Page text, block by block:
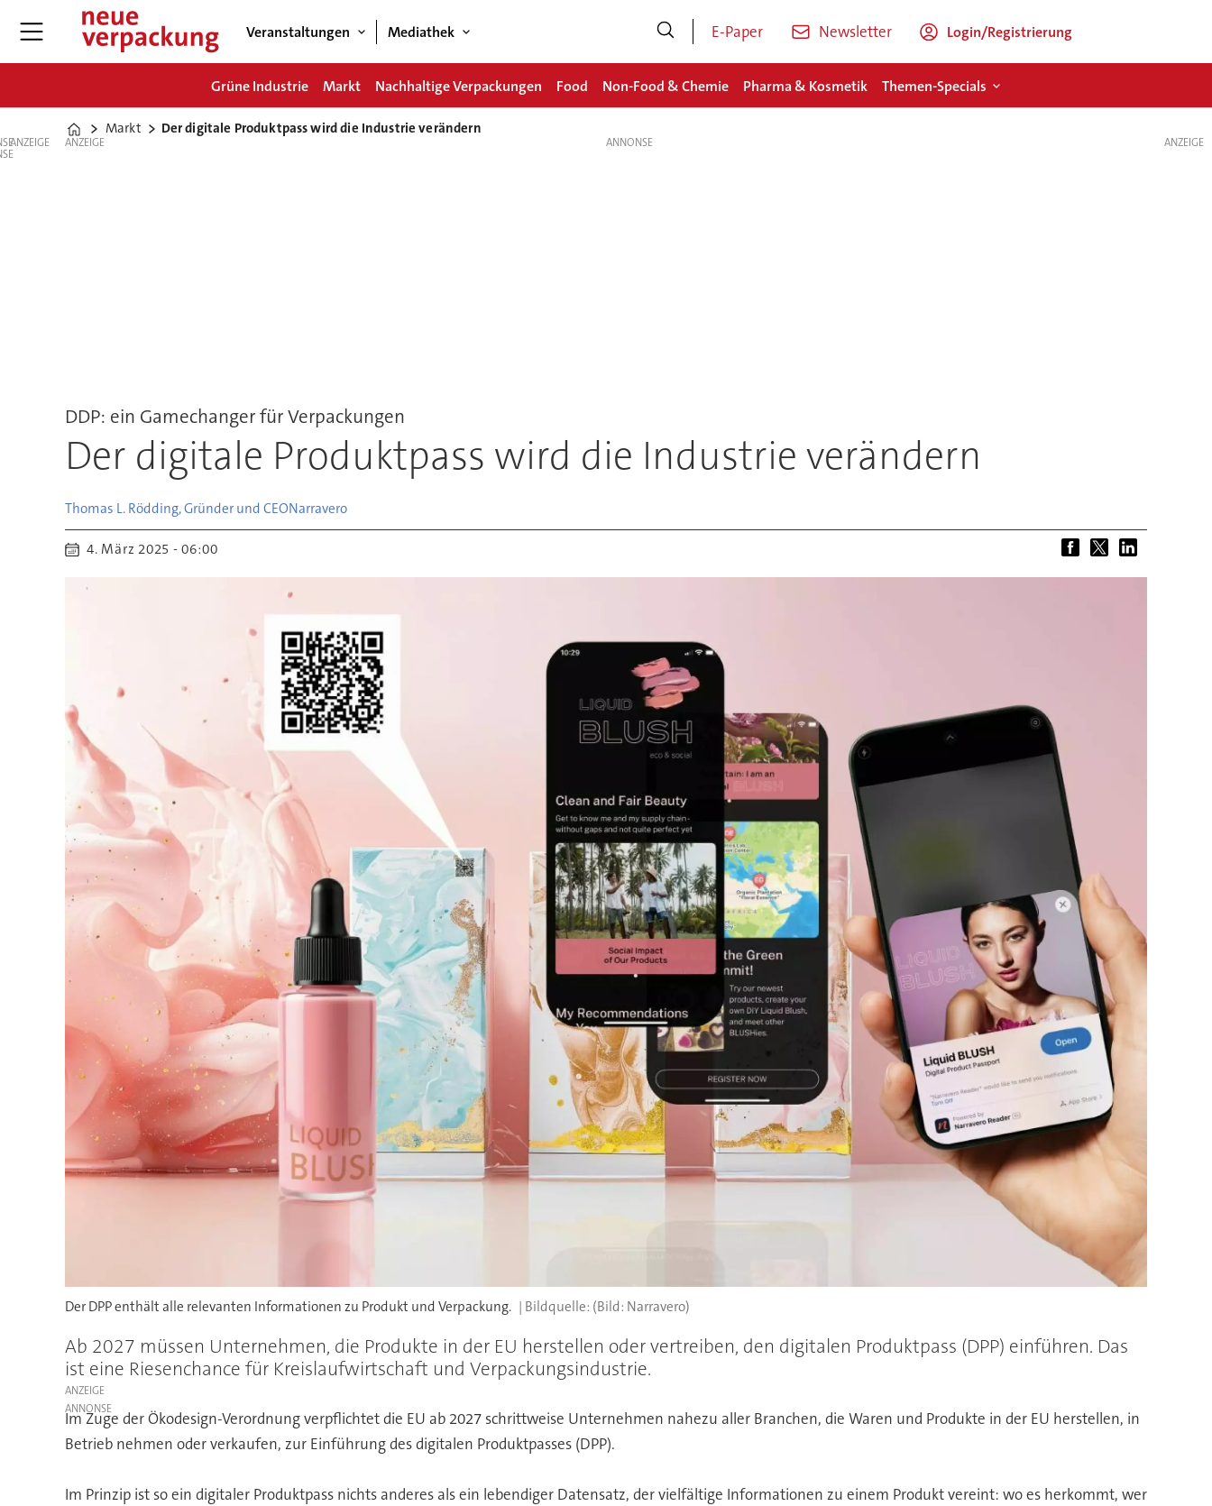
Veranstaltungen Mediathek E-Paper Newsletter Login/Registrierung
Grüne Industrie Markt Nachhaltige Verpackungen Food Non-Food & Chemie Pharma & Kosmetik Themen-Specials
Home
Markt Der digitale Produktpass wird die Industrie verändern
ANZEIGE ANZEIGE
DDP: ein Gamechanger für Verpackungen
Der digitale Produktpass wird die Industrie verändern
Thomas L. Rödding, Gründer und CEONarravero
4. März 2025 - 06:00
Der DPP enthält alle relevanten Informationen zu Produkt und Verpackung. (Bild: Narravero)
Ab 2027 müssen Unternehmen, die Produkte in der EU herstellen oder vertreiben, den digitalen Produktpass (DPP) einführen. Das
ist eine Riesenchance für Kreislaufwirtschaft und Verpackungsindustrie.
ANZEIGE
Im Zuge der Ökodesign-Verordnung verpflichtet die EU ab 2027 schrittweise Unternehmen nahezu aller Branchen, die Waren und Produkte in der EU herstellen, in
Betrieb nehmen oder verkaufen, zur Einführung des digitalen Produktpasses (DPP).
Im Prinzip ist so ein digitaler Produktpass nichts anderes als ein lebendiger Datensatz, der vielfältige Informationen zu einem Produkt vereint: wo es herkommt, wer
ANZEIGE